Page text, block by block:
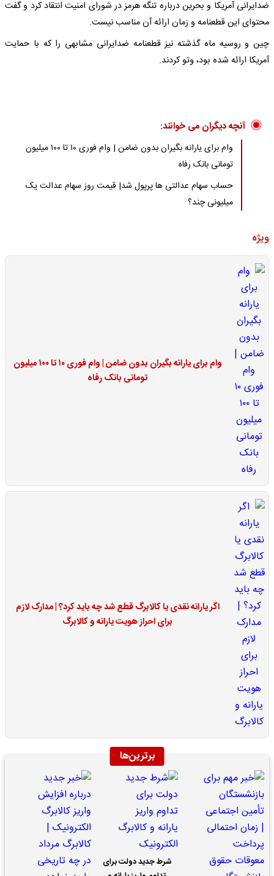
ضدایرانی آمریکا و بحرین درباره تنگه هرمز در شورای امنیت انتقاد کرد و گفت
محتوای این قطعنامه و زمان ارائه آن مناسب نیست.
چین و روسیه ماه گذشته نیز قطعنامه ضدایرانی مشابهی را که با حمایت
آمریکا ارائه شده بود، وتو کردند.
آنچه دیگران می خوانند:
وام برای یارانه بگیران بدون ضامن | وام فوری ۱۰ تا ۱۰۰ میلیون
تومانی بانک رفاه
حساب سهام عدالتی ها پرپول شد| قیمت روز سهام عدالت یک
میلیونی چند؟
ویژه
وام برای یارانه بگیران بدون ضامن | وام فوری ۱۰ تا ۱۰۰ میلیون
تومانی بانک رفاه
اگر یارانه نقدی یا کالابرگ قطع شد چه باید کرد؟ | مدارک لازم
برای احراز هویت یارانه و کالابرگ
برترین‌ها
شرط جدید دولت برای